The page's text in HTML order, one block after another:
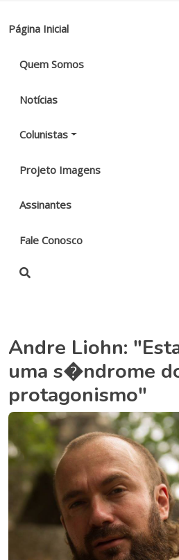
Página Inicial
Quem Somos
Notícias
Colunistas
Projeto Imagens
Assinantes
Fale Conosco
Andre Liohn:
uma s�ndrome
protagonismo"